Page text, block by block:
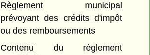
Règlement municipal
prévoyant des crédits d'impôt
ou des remboursements
Contenu du règlement